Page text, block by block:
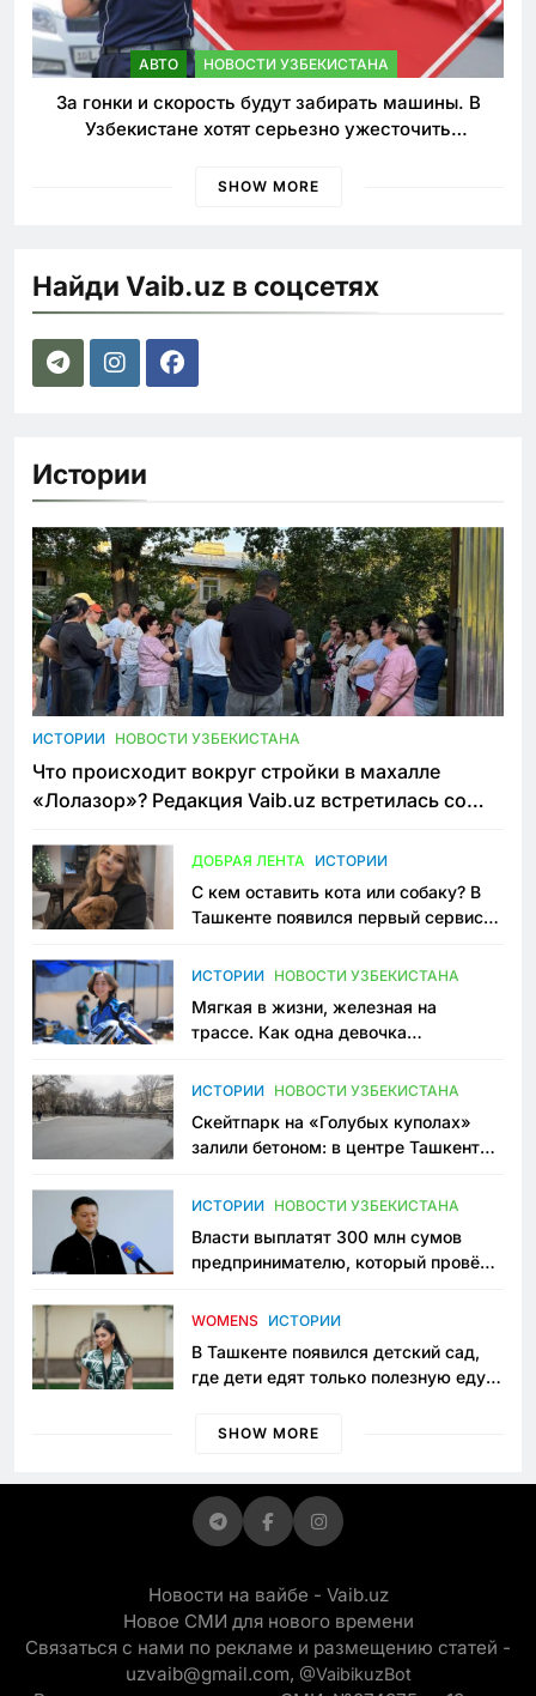
АВТО НОВОСТИ УЗБЕКИСТАНА
За гонки и скорость будут забирать машины. В
Узбекистане хотят серьезно ужесточить
SHOW MORE
Найди Vaib.uz в соцсетях
Истории
ИСТОРИИ НОВОСТИ УЗБЕКИСТАНА
Что происходит вокруг стройки в махалле
«Лолазор»? Редакция Vaib.uz встретилась со
ДОБРАЯ ЛЕНТА ИСТОРИИ
С кем оставить кота или собаку? В
Ташкенте появился первый сервис
ИСТОРИИ НОВОСТИ УЗБЕКИСТАНА
Мягкая в жизни, железная на
трассе. Как одна девочка
Узбекистане
ИСТОРИИ НОВОСТИ УЗБЕКИСТАНА
Скейтпарк на «Голубых куполах»
залили бетоном: в центре Ташкента
пространство
ИСТОРИИ НОВОСТИ УЗБЕКИСТАНА
Власти выплатят 300 млн сумов
предпринимателю, который провёл
приговору
WOMENS ИСТОРИИ
В Ташкенте появился детский сад,
где дети едят только полезную еду.
просить «кашу без сахара»
SHOW MORE
Новости на вайбе - Vaib.uz
Новое СМИ для нового времени
Связаться с нами по рекламе и размещению статей -
uzvaib@gmail.com, @VaibikuzBot